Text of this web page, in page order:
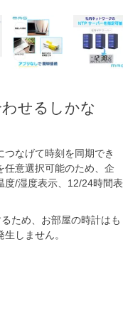
せるしかな
なげて時刻を同期でき
任意選択可能のため、企
度/湿度表示、12/24時間表
ため、お部屋の時計はも
しません。